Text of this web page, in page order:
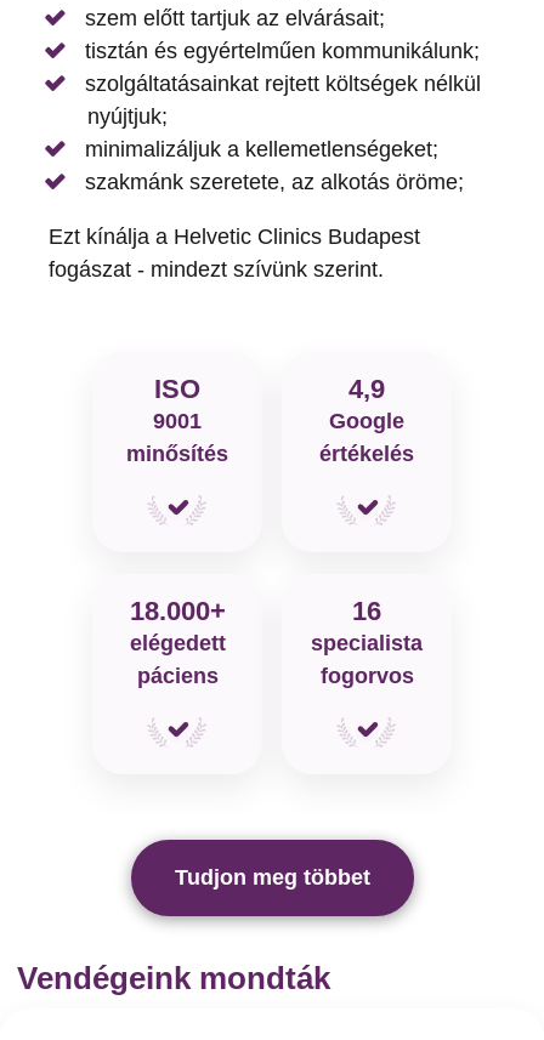
szem előtt tartjuk az elvárásait;
tisztán és egyértelműen kommunikálunk;
szolgáltatásainkat rejtett költségek nélkül
nyújtjuk;
minimalizáljuk a kellemetlenségeket;
szakmánk szeretete, az alkotás öröme;
Ezt kínálja a Helvetic Clinics Budapest
fogászat - mindezt szívünk szerint.
ISO
9001
minősítés
4,9
Google
értékelés
18.000+
elégedett
páciens
16
specialista
fogorvos
Tudjon meg többet
Vendégeink mondták